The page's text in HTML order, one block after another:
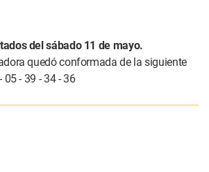
del sábado 11 de mayo.
quedó conformada de la siguiente
05 - 39 - 34 - 36